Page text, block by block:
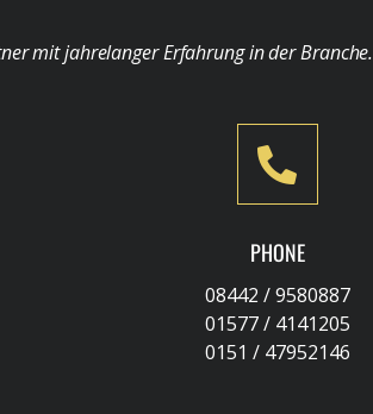
mit jahrelanger Erfahrung in der Branche.
PHONE
08442 / 9580887
01577 / 4141205
0151 / 47952146